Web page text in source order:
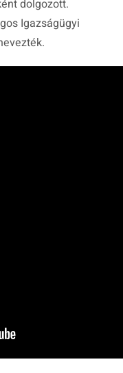
dolgozott.
Igazságügyi